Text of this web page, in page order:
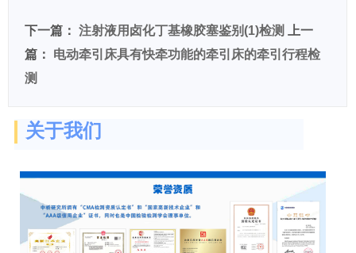
下一篇： 注射液用卤化丁基橡胶塞鉴别(1)检测
上一
篇： 电动牵引床具有快牵功能的牵引床的牵引行程检
测
关于我们